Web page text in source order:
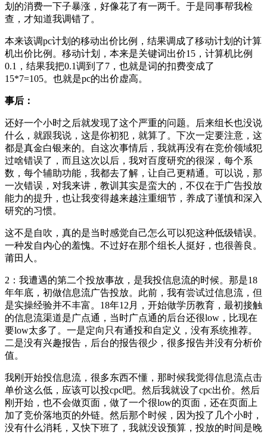
划的消费一下子暴涨，好像花了有一两千。于是同事帮我检
查，才知道我调错了。
本来该调pc计划的移动出价比例，结果调成了移动计划的计算
机出价比例。移动计划，本来是关键词出价15，计算机比例
0.1，结果我把0.1调到了7，也就是词的扣费变成了
15*7=105。也就是pc的出价虚高。
事后 ：
还好一个小时之后就发现了这个严重的问题。后来组长也没说
什么，就跟我说，这是你初犯，就算了。下次一定要注意，这
都是真金白银来的。自这次事情后，我就再没有在竞价领域犯
过啥错误了，而且这次以后，我对百度研究的很深，每个系
数，每个辅助功能，我都去了解，让自己更精通。可以说，那
一次错误，对我来讲，教训其实是蛮大的，不仅在于广告投放
能力的提升，也让我变得越来越注重细节，养成了谨慎和深入
研究的习惯。
这不是自吹，真的是当时感觉自己怎么可以犯这种低级错误。
一种发自内心的羞愧。不过好在那个组长人挺好，也很善良。
莆田人。
2：我遭遇的第二个投放事故，是我投信息流的时候。那是18
年年底，初做信息流广告投放。此前，我有尝试过信息流，但
是实操经验并不丰富。18年12月，开始做学历教育，最初接触
的信息流渠道是广点通，当时广点通的后台还很low，比现在
要low太多了。一是定向只有通投和自定义，没有系统推荐。
二是没有兴趣报告，后台的报告很少，很多报告并没有分析价
值。
我刚开始投信息流，很多东西不懂，那时候我觉得信息流点击
单价这么低，应该可以投cpc吧。然后我就设了cpc出价。然后
刚开始，也不会做页面，做了一个很low的页面，还在页面上
加了竞价落地页的外链。然后那个时候，因为投了几个小时，
没有什么消耗，又快下班了，我就没设预算，投放的时间是晚